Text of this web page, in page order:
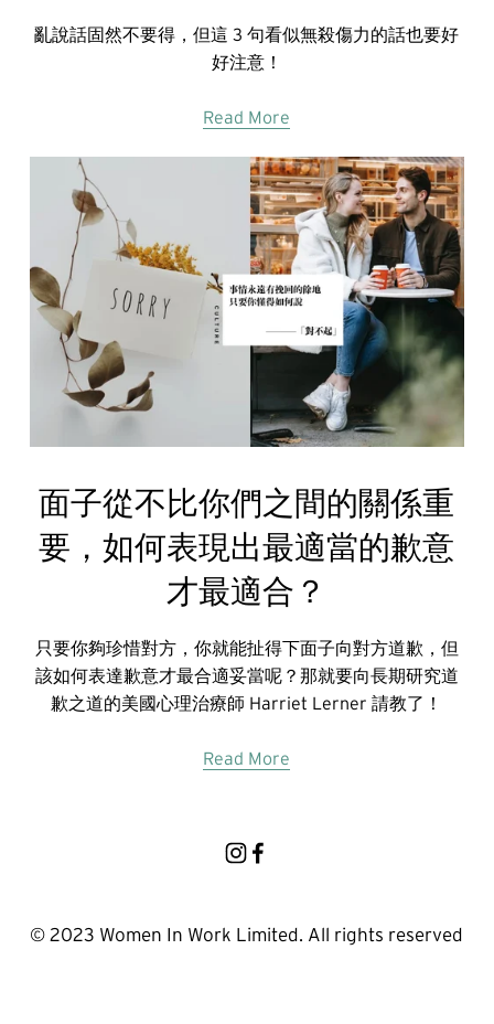
亂說話固然不要得，但這 3 句看似無殺傷力的話也要好
好注意！
Read More
面子從不比你們之間的關係重
要，如何表現出最適當的歉意
才最適合？
只要你夠珍惜對方，你就能扯得下面子向對方道歉，但
該如何表達歉意才最合適妥當呢？那就要向長期研究道
歉之道的美國心理治療師 Harriet Lerner 請教了！
Read More
© 2023 Women In Work Limited. All rights reserved